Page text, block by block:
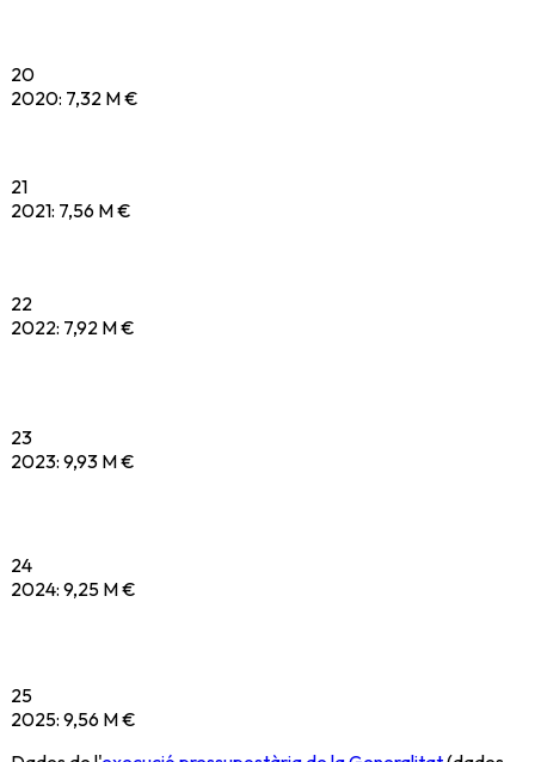
20
2020: 7,32 M €
21
2021: 7,56 M €
22
2022: 7,92 M €
23
2023: 9,93 M €
24
2024: 9,25 M €
25
2025: 9,56 M €